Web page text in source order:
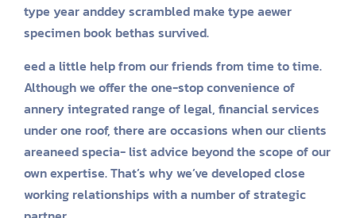
type year anddey scrambled make type aewer
specimen book bethas survived.
eed a little help from our friends from time to time.
Although we offer the one-stop convenience of
annery integrated range of legal, financial services
under one roof, there are occasions when our clients
areaneed specia- list advice beyond the scope of our
own expertise. That’s why we’ve developed close
working relationships with a number of strategic